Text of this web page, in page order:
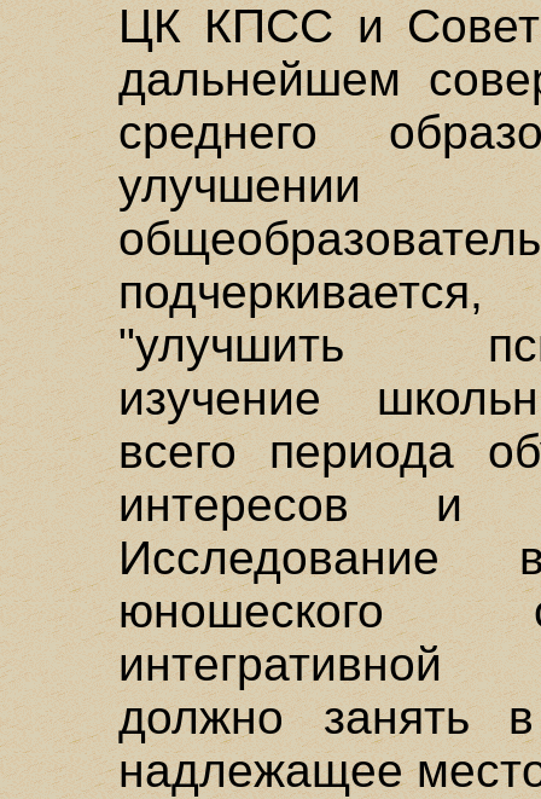
ЦК КПСС и
дальнейшем
среднего
улучшении
"улучшить
изучение
всего периода
интересов и
Исследование
юношеского
интегративной
должно занять
надлежащее